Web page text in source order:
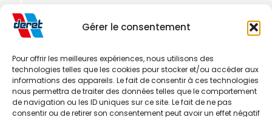
Gérer le consentement
Pour offrir les meilleures expériences, nous utilisons des
technologies telles que les cookies pour stocker et/ou accéder aux
informations des appareils. Le fait de consentir à ces technologies
nous permettra de traiter des données telles que le comportement
de navigation ou les ID uniques sur ce site. Le fait de ne pas
consentir ou de retirer son consentement peut avoir un effet négatif
Pharmacie & santé
Logistique Industrielle